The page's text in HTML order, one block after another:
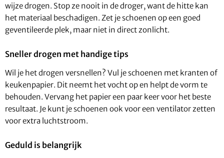
wijze drogen. Stop ze nooit in de droger, want de hitte kan
het materiaal beschadigen. Zet je schoenen op een goed
geventileerde plek, maar niet in direct zonlicht.
Sneller drogen met handige tips
Wil je het drogen versnellen? Vul je schoenen met kranten of
keukenpapier. Dit neemt het vocht op en helpt de vorm te
behouden. Vervang het papier een paar keer voor het beste
resultaat. Je kunt je schoenen ook voor een ventilator zetten
voor extra luchtstroom.
Geduld is belangrijk